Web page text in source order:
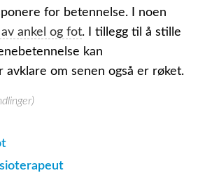
for betennelse. I noen
av ankel og fot. I tillegg til å stille
kan
avklare om senen også er røket.